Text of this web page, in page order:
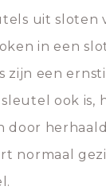
uit sloten
in een
zijn een
ook is,
door
normaal